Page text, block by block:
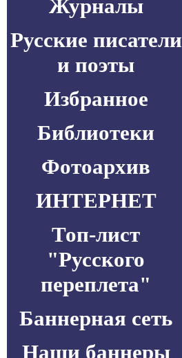
Журналы
Русские писатели
и поэты
Избранное
Библиотеки
Фотоархив
ИНТЕРНЕТ
Топ-лист
"Русского
переплета"
Баннерная сеть
Наши баннеры